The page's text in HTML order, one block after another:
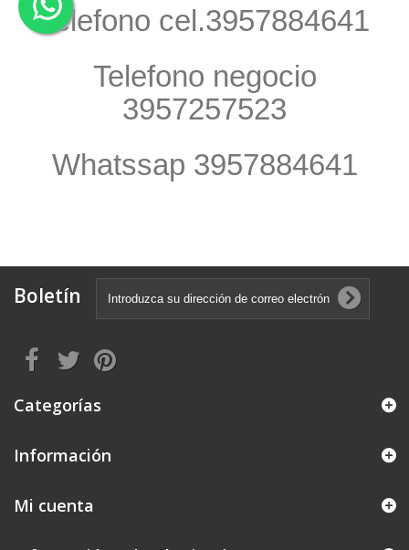
Telefono cel.3957884641
Telefono negocio
3957257523
Whatssap 3957884641
Boletín
Categorías
Información
Mi cuenta